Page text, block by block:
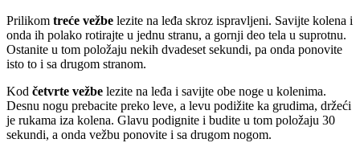
Prilikom treće vežbe lezite na leđa skroz ispravljeni. Savijte kolena i
onda ih polako rotirajte u jednu stranu, a gornji deo tela u suprotnu.
Ostanite u tom položaju nekih dvadeset sekundi, pa onda ponovite
isto to i sa drugom stranom.
Kod četvrte vežbe lezite na leđa i savijte obe noge u kolenima.
Desnu nogu prebacite preko leve, a levu podižite ka grudima, držeći
je rukama iza kolena. Glavu podignite i budite u tom položaju 30
sekundi, a onda vežbu ponovite i sa drugom nogom.